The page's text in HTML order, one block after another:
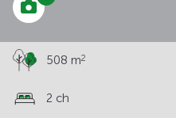
508 m2
2 ch